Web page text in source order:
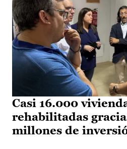
Casi 16.000
rehabilitadas
millones de